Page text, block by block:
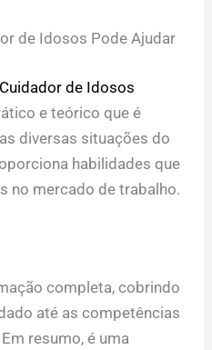
de Idosos Pode Ajudar
de Idosos
e teórico que é
diversas situações do
habilidades que
no mercado de trabalho.
completa, cobrindo
até as competências
resumo, é uma